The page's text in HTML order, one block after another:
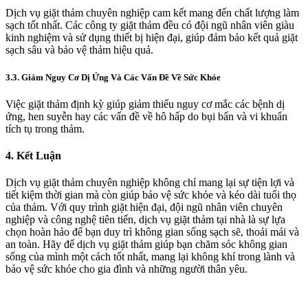
Dịch vụ giặt thảm chuyên nghiệp cam kết mang đến chất lượng làm
sạch tốt nhất. Các công ty giặt thảm đều có đội ngũ nhân viên giàu
kinh nghiệm và sử dụng thiết bị hiện đại, giúp đảm bảo kết quả giặt
sạch sâu và bảo vệ thảm hiệu quả.
3.3. Giảm Nguy Cơ Dị Ứng Và Các Vấn Đề Về Sức Khỏe
Việc giặt thảm định kỳ giúp giảm thiểu nguy cơ mắc các bệnh dị
ứng, hen suyễn hay các vấn đề về hô hấp do bụi bẩn và vi khuẩn
tích tụ trong thảm.
4. Kết Luận
Dịch vụ giặt thảm chuyên nghiệp không chỉ mang lại sự tiện lợi và
tiết kiệm thời gian mà còn giúp bảo vệ sức khỏe và kéo dài tuổi thọ
của thảm. Với quy trình giặt hiện đại, đội ngũ nhân viên chuyên
nghiệp và công nghệ tiên tiến, dịch vụ giặt thảm tại nhà là sự lựa
chọn hoàn hảo để bạn duy trì không gian sống sạch sẽ, thoải mái và
an toàn. Hãy để dịch vụ giặt thảm giúp bạn chăm sóc không gian
sống của mình một cách tốt nhất, mang lại không khí trong lành và
bảo vệ sức khỏe cho gia đình và những người thân yêu.